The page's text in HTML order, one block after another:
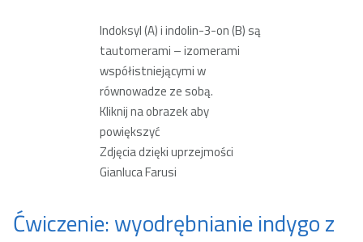
Indoksyl (A) i indolin-3-on (B) są
tautomerami – izomerami
współistniejącymi w
równowadze ze sobą.
Kliknij na obrazek aby
powiększyć
Zdjęcia dzięki uprzejmości
Gianluca Farusi
Ćwiczenie: wyodrębnianie indygo z